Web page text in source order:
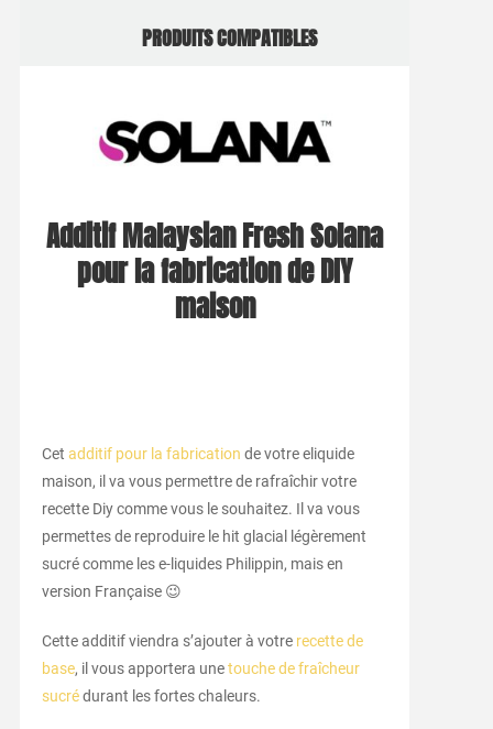
PRODUITS COMPATIBLES
Additif Malaysian Fresh Solana
pour la fabrication de DIY
maison
Cet additif pour la fabrication de votre eliquide
maison, il va vous permettre de rafraîchir votre
recette Diy comme vous le souhaitez. Il va vous
permettes de reproduire le hit glacial légèrement
sucré comme les e-liquides Philippin, mais en
version Française 😉
Cette additif viendra s’ajouter à votre recette de
base, il vous apportera unetouche de fraîcheur
sucrédurant les fortes chaleurs.